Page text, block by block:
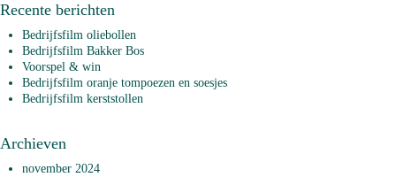
Recente berichten
Bedrijfsfilm oliebollen
Bedrijfsfilm Bakker Bos
Voorspel & win
Bedrijfsfilm oranje tompoezen en soesjes
Bedrijfsfilm kerststollen
Archieven
november 2024